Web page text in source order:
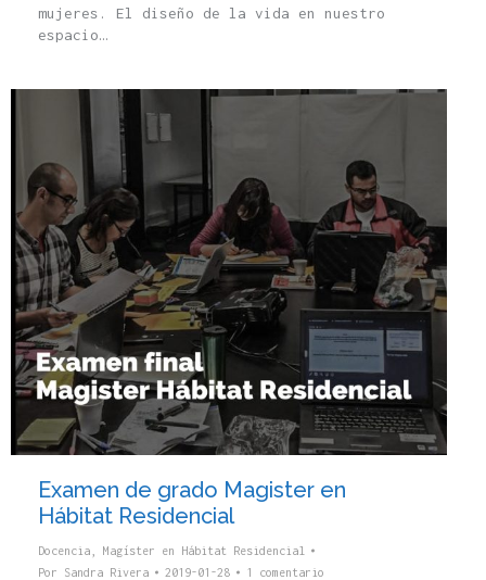
mujeres. El diseño de la vida en nuestro
espacio…
Examen de grado Magister en
Hábitat Residencial
Docencia
Magíster en Hábitat Residencial
Por Sandra Rivera 2019-01-28 1 comentario